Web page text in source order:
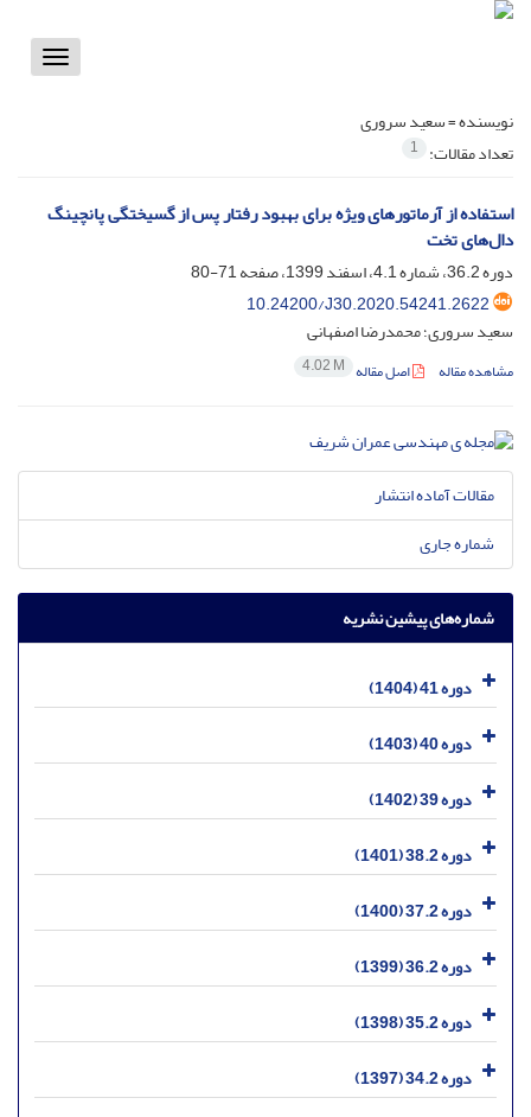
Toggle
نویسنده =سعید سروری
تعداد مقالات: 1
استفاده از آرماتورهای ویژه برای بهبود رفتار پس از گسیختگی پانچینگ
دال‌های تخت
دوره 36.2، شماره 4.1، اسفند 1399، صفحه
71-80
10.24200/J30.2020.54241.2622
سعید سروری؛ محمدرضا اصفهانی
مشاهده مقاله اصل مقاله 4.02 M
مقالات آماده انتشار
شماره جاری
شماره‌های پیشین نشریه
دوره 41 (1404)
دوره 40 (1403)
دوره 39 (1402)
دوره 38.2 (1401)
دوره 37.2 (1400)
دوره 36.2 (1399)
دوره 35.2 (1398)
دوره 34.2 (1397)